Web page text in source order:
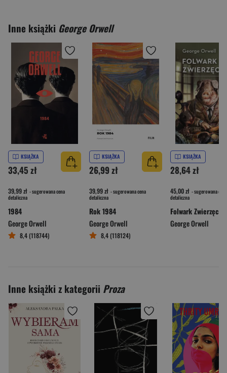
Inne książki George Orwell
KSIĄŻKA
33,45 zł
39,99 zł - sugerowana cena
detaliczna
1984
George Orwell
8,4 (118744)
KSIĄŻKA
26,99 zł
39,99 zł - sugerowana cena
detaliczna
Rok 1984
George Orwell
8,4 (118124)
KSIĄŻKA
28,64 zł
45,00 zł - sugerowana cena
detaliczna
Folwark Zwierzęcy
George Orwell
Inne książki z kategorii Proza